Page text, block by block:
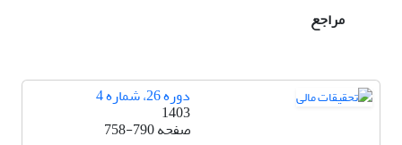
مراجع
دوره 26، شماره 4
1403
صفحه758-790